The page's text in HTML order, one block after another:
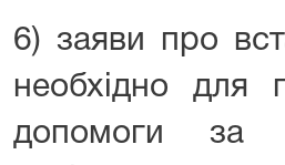
6) заяви про
необхідно для
допомоги за